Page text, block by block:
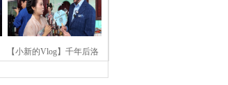
【小新的Vlog】千年后洛